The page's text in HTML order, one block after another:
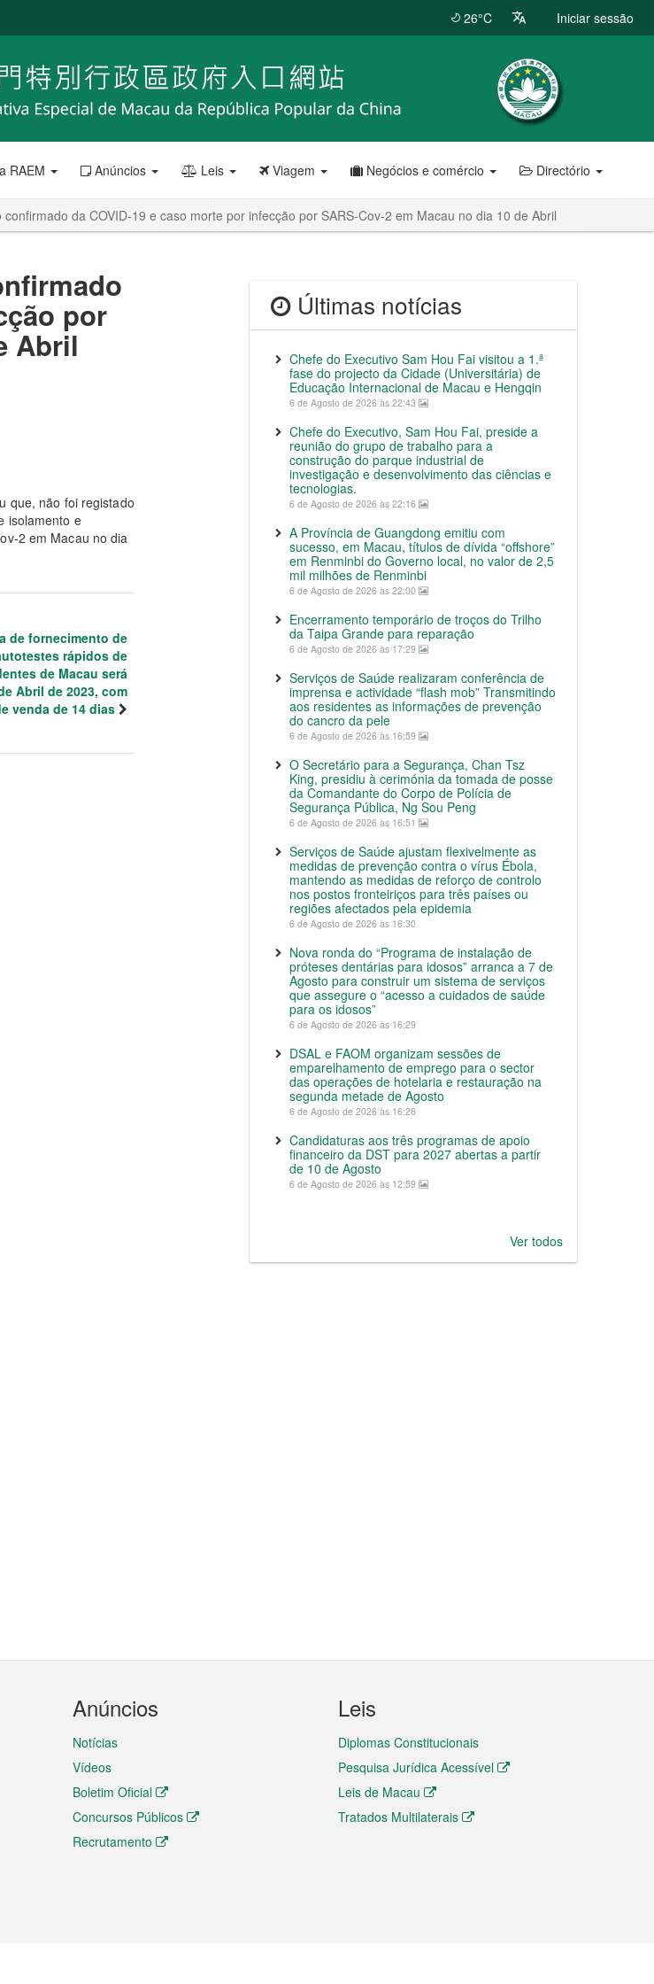
26°C Iniciar sessão
RAEM Anúncios Leis Viagem Negócios e comércio Directório
da COVID-19 e caso morte por infecção por SARS-Cov-2 em Macau no dia 10 de Abril
por
Abril
que, não foi registado
isolamento e
2 em Macau no dia
de fornecimento de
rápidos de
de Macau será
Abril de 2023, com
venda de 14 dias
Últimas notícias
Chefe do Executivo Sam Hou Fai visitou a 1.ª
fase do projecto da Cidade (Universitária) de
Educação Internacional de Macau e Hengqin
6 de Agosto de 2026 às 22:43
Chefe do Executivo, Sam Hou Fai, preside a
reunião do grupo de trabalho para a
construção do parque industrial de
investigação e desenvolvimento das ciências e
tecnologias.
6 de Agosto de 2026 às 22:16
A Província de Guangdong emitiu com
sucesso, em Macau, títulos de dívida “offshore”
em Renminbi do Governo local, no valor de 2,5
mil milhões de Renminbi
6 de Agosto de 2026 às 22:00
Encerramento temporário de troços do Trilho
da Taipa Grande para reparação
6 de Agosto de 2026 às 17:29
Serviços de Saúde realizaram conferência de
imprensa e actividade “flash mob” Transmitindo
aos residentes as informações de prevenção
do cancro da pele
6 de Agosto de 2026 às 16:59
O Secretário para a Segurança, Chan Tsz
King, presidiu à cerimónia da tomada de posse
da Comandante do Corpo de Polícia de
Segurança Pública, Ng Sou Peng
6 de Agosto de 2026 às 16:51
Serviços de Saúde ajustam flexivelmente as
medidas de prevenção contra o vírus Ébola,
mantendo as medidas de reforço de controlo
nos postos fronteiriços para três países ou
regiões afectados pela epidemia
6 de Agosto de 2026 às 16:30
Nova ronda do “Programa de instalação de
próteses dentárias para idosos” arranca a 7 de
Agosto para construir um sistema de serviços
que assegure o “acesso a cuidados de saúde
para os idosos”
6 de Agosto de 2026 às 16:29
DSAL e FAOM organizam sessões de
emparelhamento de emprego para o sector
das operações de hotelaria e restauração na
segunda metade de Agosto
6 de Agosto de 2026 às 16:26
Candidaturas aos três programas de apoio
financeiro da DST para 2027 abertas a partir
de 10 de Agosto
6 de Agosto de 2026 às 12:59
Ver todos
Anúncios
Notícias
Vídeos
Boletim Oficial
Concursos Públicos
Recrutamento
Leis
Diplomas Constitucionais
Pesquisa Jurídica Acessível
Leis de Macau
Tratados Multilaterais